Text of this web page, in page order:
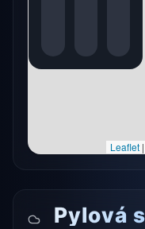
Zkusit znovu
Leaflet |
Pylová